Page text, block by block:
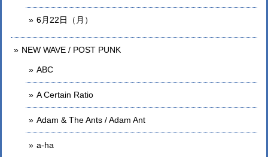
6月22日（月）
NEW WAVE / POST PUNK
ABC
A Certain Ratio
Adam & The Ants / Adam Ant
a-ha